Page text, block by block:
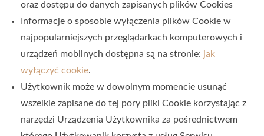
oraz dostępu do danych zapisanych plików Cookies
Informacje o sposobie wyłączenia plików Cookie w
najpopularniejszych przeglądarkach komputerowych i
urządzeń mobilnych dostępna są na stronie: jak
wyłączyć cookie.
Użytkownik może w dowolnym momencie usunąć
wszelkie zapisane do tej pory pliki Cookie korzystając z
narzędzi Urządzenia Użytkownika za pośrednictwem